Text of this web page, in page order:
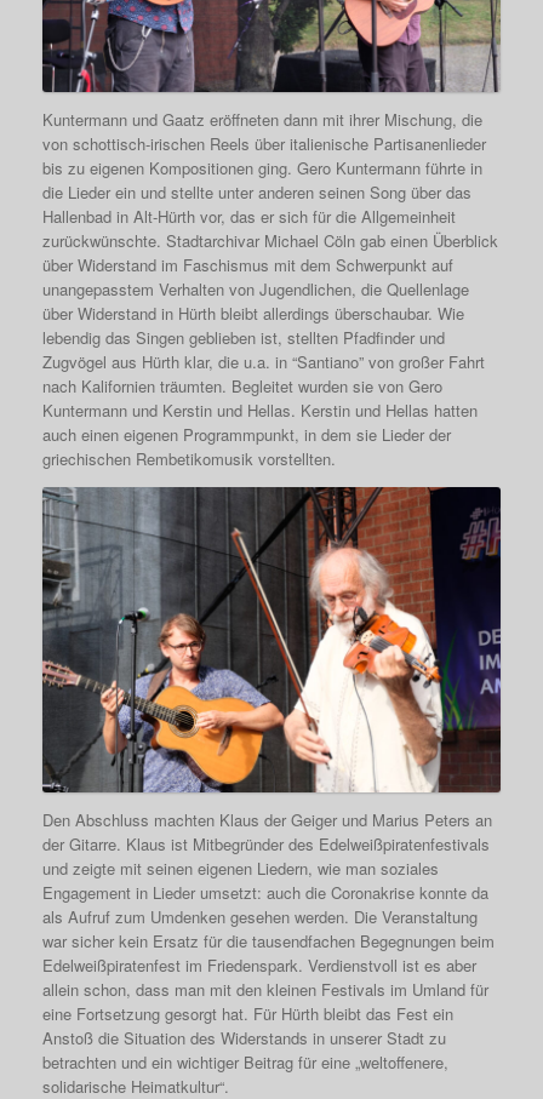
Kuntermann und Gaatz eröffneten dann mit ihrer Mischung, die
von schottisch-irischen Reels über italienische Partisanenlieder
bis zu eigenen Kompositionen ging. Gero Kuntermann führte in
die Lieder ein und stellte unter anderen seinen Song über das
Hallenbad in Alt-Hürth vor, das er sich für die Allgemeinheit
zurückwünschte. Stadtarchivar Michael Cöln gab einen Überblick
über Widerstand im Faschismus mit dem Schwerpunkt auf
unangepasstem Verhalten von Jugendlichen, die Quellenlage
über Widerstand in Hürth bleibt allerdings überschaubar. Wie
lebendig das Singen geblieben ist, stellten Pfadfinder und
Zugvögel aus Hürth klar, die u.a. in “Santiano” von großer Fahrt
nach Kalifornien träumten. Begleitet wurden sie von Gero
Kuntermann und Kerstin und Hellas. Kerstin und Hellas hatten
auch einen eigenen Programmpunkt, in dem sie Lieder der
griechischen Rembetikomusik vorstellten.
Den Abschluss machten Klaus der Geiger und Marius Peters an
der Gitarre. Klaus ist Mitbegründer des Edelweißpiratenfestivals
und zeigte mit seinen eigenen Liedern, wie man soziales
Engagement in Lieder umsetzt: auch die Coronakrise konnte da
als Aufruf zum Umdenken gesehen werden. Die Veranstaltung
war sicher kein Ersatz für die tausendfachen Begegnungen beim
Edelweißpiratenfest im Friedenspark. Verdienstvoll ist es aber
allein schon, dass man mit den kleinen Festivals im Umland für
eine Fortsetzung gesorgt hat. Für Hürth bleibt das Fest ein
Anstoß die Situation des Widerstands in unserer Stadt zu
betrachten und ein wichtiger Beitrag für eine „weltoffenere,
solidarische Heimatkultur“.